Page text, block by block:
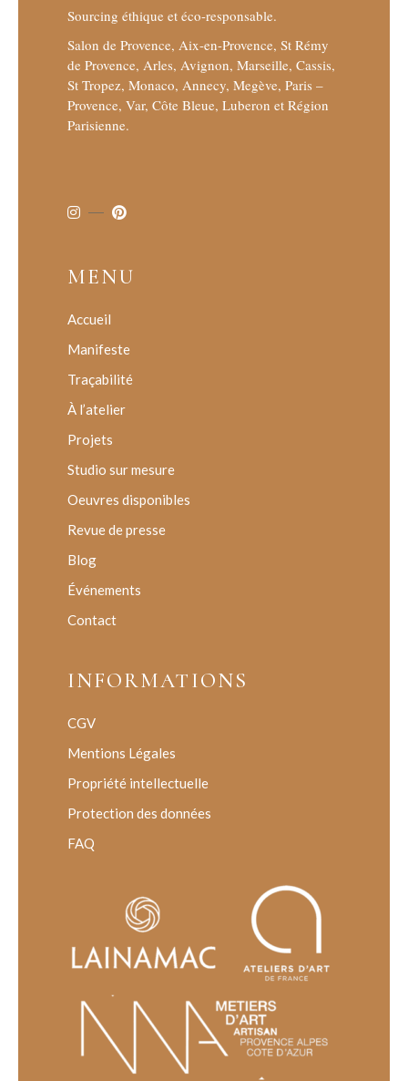
Sourcing éthique et éco-responsable.
Salon de Provence, Aix-en-Provence, St Rémy
de Provence, Arles, Avignon, Marseille, Cassis,
St Tropez, Monaco, Annecy, Megève, Paris –
Provence, Var, Côte Bleue, Luberon et Région
Parisienne.
MENU
Accueil
Manifeste
Traçabilité
À l’atelier
Projets
Studio sur mesure
Oeuvres disponibles
Revue de presse
Blog
Événements
Contact
INFORMATIONS
CGV
Mentions Légales
Propriété intellectuelle
Protection des données
FAQ